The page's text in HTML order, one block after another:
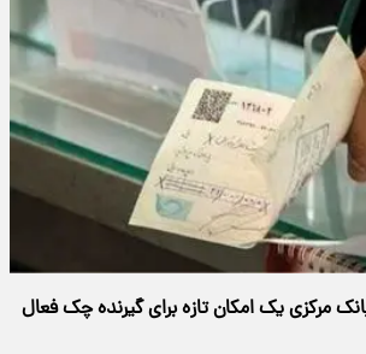
مرکزی یک امکان تازه برای گیرنده چک فعال